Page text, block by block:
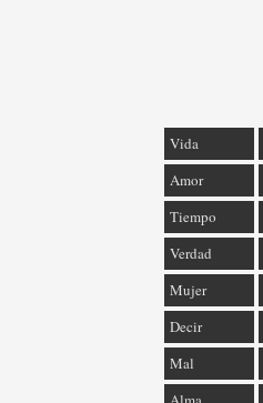
Vida
Amor
Tiempo
Verdad
Mujer
Decir
Mal